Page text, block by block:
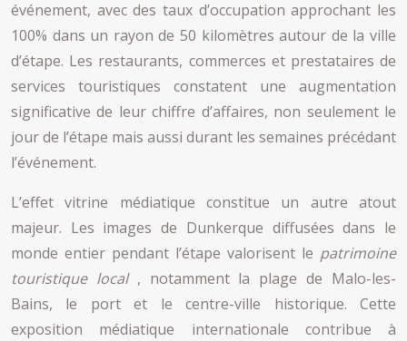
événement, avec des taux d’occupation approchant les
100% dans un rayon de 50 kilomètres autour de la ville
d’étape. Les restaurants, commerces et prestataires de
services touristiques constatent une augmentation
significative de leur chiffre d’affaires, non seulement le
jour de l’étape mais aussi durant les semaines précédant
l’événement.
L’effet vitrine médiatique constitue un autre atout
majeur. Les images de Dunkerque diffusées dans le
monde entier pendant l’étape valorisent le patrimoine
touristique local , notamment la plage de Malo-les-
Bains, le port et le centre-ville historique. Cette
exposition médiatique internationale contribue à